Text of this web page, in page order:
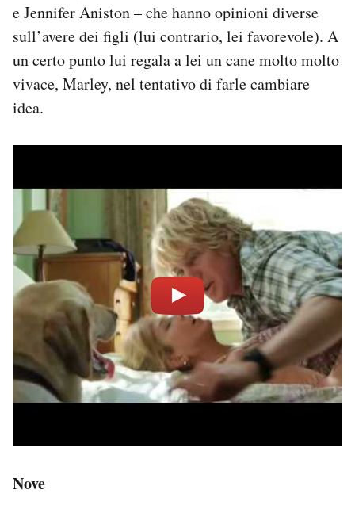
e Jennifer Aniston – che hanno opinioni diverse
sull’avere dei figli (lui contrario, lei favorevole). A
un certo punto lui regala a lei un cane molto molto
vivace, Marley, nel tentativo di farle cambiare
idea.
Nove